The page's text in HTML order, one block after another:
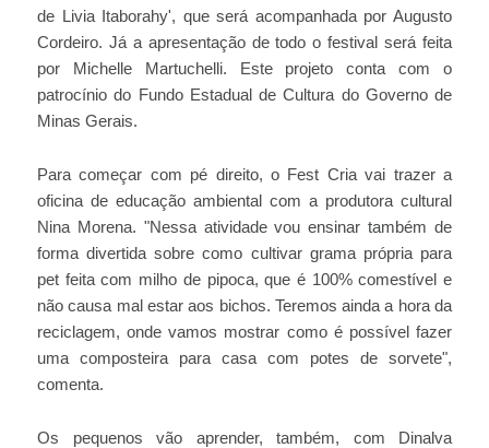
de Livia Itaborahy', que será acompanhada por Augusto
Cordeiro. Já a apresentação de todo o festival será feita
por Michelle Martuchelli. Este projeto conta com o
patrocínio do Fundo Estadual de Cultura do Governo de
Minas Gerais.
Para começar com pé direito, o Fest Cria vai trazer a
oficina de educação ambiental com a produtora cultural
Nina Morena. "Nessa atividade vou ensinar também de
forma divertida sobre como cultivar grama própria para
pet feita com milho de pipoca, que é 100% comestível e
não causa mal estar aos bichos. Teremos ainda a hora da
reciclagem, onde vamos mostrar como é possível fazer
uma composteira para casa com potes de sorvete",
comenta.
Os pequenos vão aprender, também, com Dinalva